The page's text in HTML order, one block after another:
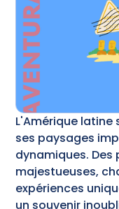
L'Amérique
ses paysages
dynamiques.
majestueuses,
expériences
un souvenir